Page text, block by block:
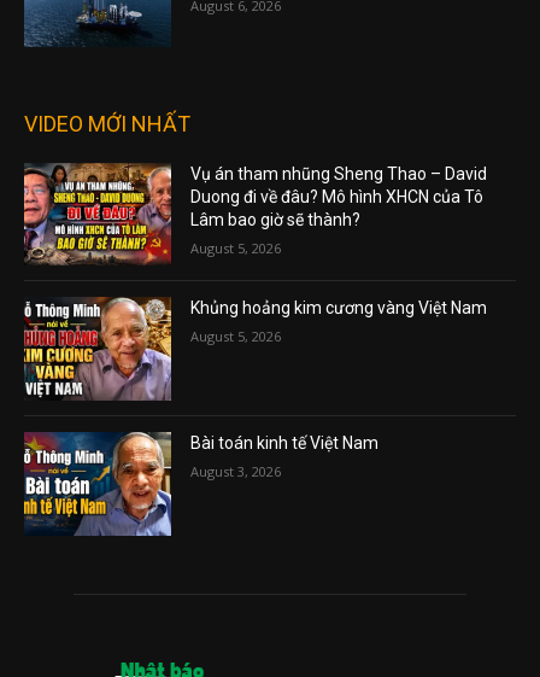
August 6, 2026
VIDEO MỚI NHẤT
Vụ án tham nhũng Sheng Thao – David
Duong đi về đâu? Mô hình XHCN của Tô
Lâm bao giờ sẽ thành?
August 5, 2026
Khủng hoảng kim cương vàng Việt Nam
August 5, 2026
Bài toán kinh tế Việt Nam
August 3, 2026